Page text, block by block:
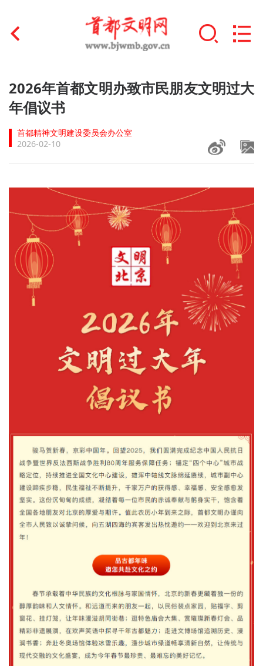
首页
文明创建
文明实践
未成年人思想道德建设
榜样人物
+
身边好人
文明评论
北京宣传文化引导基金
宣传思想文化人才
2026年首都文明办致市民朋友文明过大
年倡议书
首都精神文明建设委员会办公室
2026-02-10